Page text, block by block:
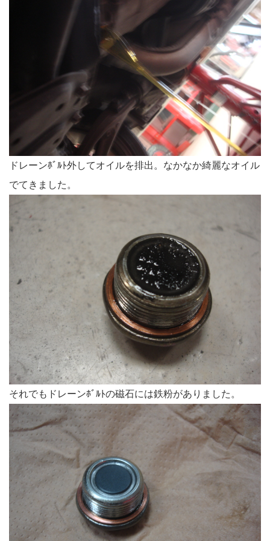
ドレーンﾎﾞﾙﾄ外してオイルを排出。なかなか綺麗なオイル
でてきました。
それでもドレーンﾎﾞﾙﾄの磁石には鉄粉がありました。